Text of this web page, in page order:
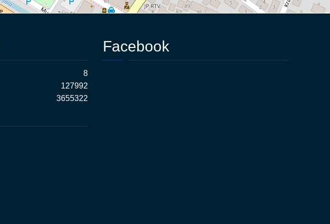
8
127992
3655322
Facebook